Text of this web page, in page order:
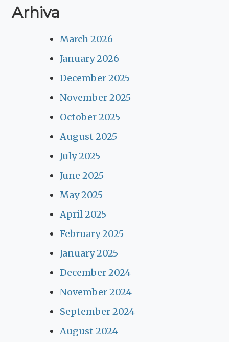
Arhiva
March 2026
January 2026
December 2025
November 2025
October 2025
August 2025
July 2025
June 2025
May 2025
April 2025
February 2025
January 2025
December 2024
November 2024
September 2024
August 2024